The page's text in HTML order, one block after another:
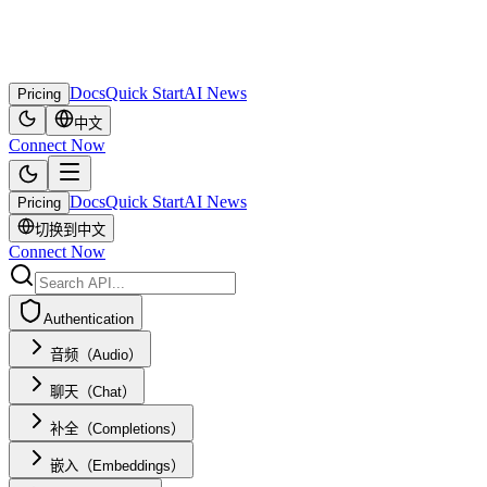
Pricing DocsQuick StartAI News
中文
Connect Now
Pricing DocsQuick StartAI News
切换到中文
Connect Now
Authentication
音频（Audio）
聊天（Chat）
补全（Completions）
嵌入（Embeddings）